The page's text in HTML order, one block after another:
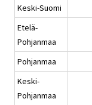
Keski-Suomi
Etelä-
Pohjanmaa
Pohjanmaa
Keski-
Pohjanmaa